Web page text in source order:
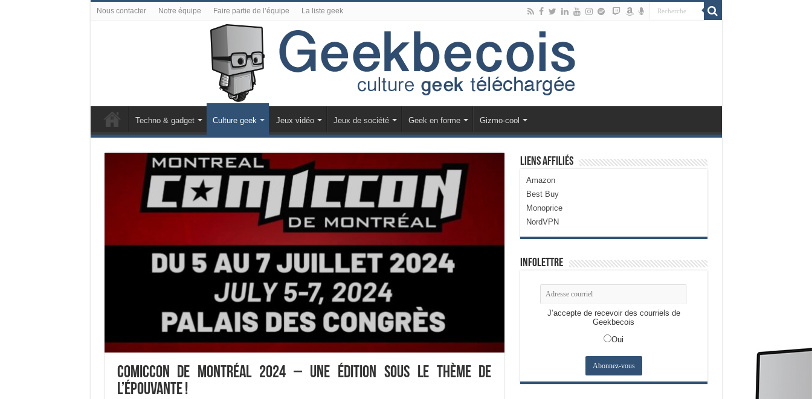
Nous contacter Notre équipe Faire partie de l’équipe La liste geek
Techno & gadget Culture geek Jeux vidéo Jeux de société Geek en forme Gizmo-cool
Comiccon de Montréal 2024 – Une édition sous le thème de
l’épouvante !
Liens Affiliés
Amazon
Best Buy
Monoprice
NordVPN
Infolettre
J’accepte de recevoir des courriels de
Geekbecois
Oui